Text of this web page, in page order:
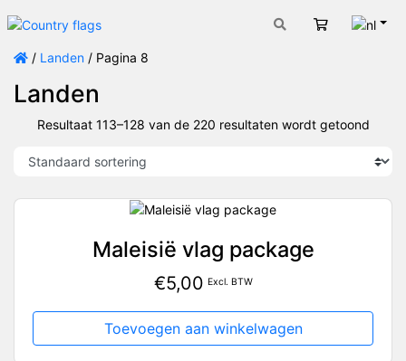
Winkelwagen
/ Landen / Pagina 8
Landen
Resultaat 113–128 van de 220 resultaten wordt getoond
Maleisië vlag package
€5,00 Excl. BTW
Toevoegen aan winkelwagen